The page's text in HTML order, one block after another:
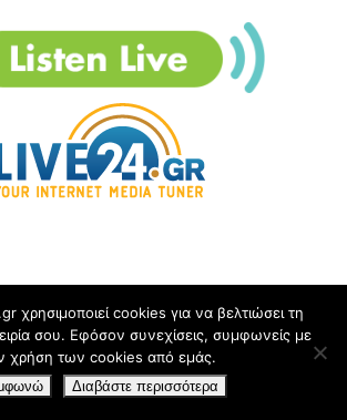
χρησιμοποιεί cookies για να βελτιώσει τη
σου. Εφόσον συνεχίσεις, συμφωνείς με
χρήση των cookies από εμάς.
Διαβάστε περισσότερα